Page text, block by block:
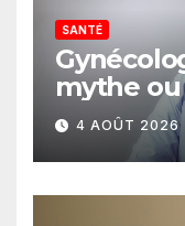
SANTÉ
mythe
4 AOÛT 2026